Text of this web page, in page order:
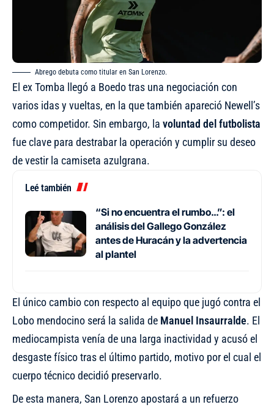
Abrego debuta como titular en San Lorenzo.
El ex Tomba llegó a Boedo tras una negociación con
varios idas y vueltas, en la que también apareció Newell’s
como competidor. Sin embargo, la voluntad del futbolista
fue clave para destrabar la operación y cumplir su deseo
de vestir la camiseta azulgrana.
Leé también
“Si no encuentra el rumbo…”: el
análisis del Gallego González
antes de Huracán y la advertencia
al plantel
El único cambio con respecto al equipo que jugó contra el
Lobo mendocino será la salida de Manuel Insaurralde. El
mediocampista venía de una larga inactividad y acusó el
desgaste físico tras el último partido, motivo por el cual el
cuerpo técnico decidió preservarlo.
De esta manera, San Lorenzo apostará a un refuerzo